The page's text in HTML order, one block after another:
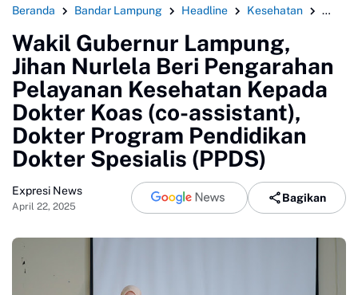
Beranda Bandar Lampung Headline Kesehatan
Wakil Gubernur Lampung,
Jihan Nurlela Beri Pengarahan
Pelayanan Kesehatan Kepada
Dokter Koas (co-assistant),
Dokter Program Pendidikan
Dokter Spesialis (PPDS)
Expresi News
April 22, 2025
Bagikan